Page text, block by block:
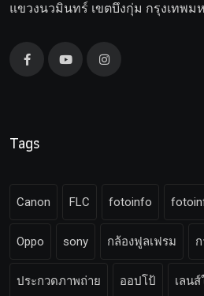
แขวงนวมินทร์ เขตบึงกุ่ม กรุงเทพม
Tags
Canon FLC fotoinfo
Oppo sony กล้องฟูลเฟรม
ประกวดภาพถ่าย ออปโป้ เลน